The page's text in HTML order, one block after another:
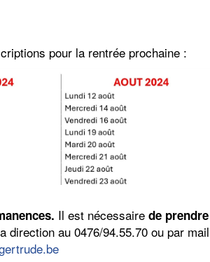
pour la rentrée prochaine :
Il est nécessaire de prendre
direction au 0476/94.55.70 ou par mail